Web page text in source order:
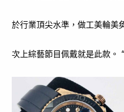
於行業頂尖水準，做工美輪美
次上綜藝節目佩戴就是此款。 “